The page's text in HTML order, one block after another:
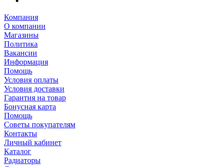
Компания
О компании
Магазины
Политика
Вакансии
Информация
Помощь
Условия оплаты
Условия доставки
Гарантия на товар
Бонусная карта
Помощь
Советы покупателям
Контакты
Личный кабинет
Каталог
Радиаторы